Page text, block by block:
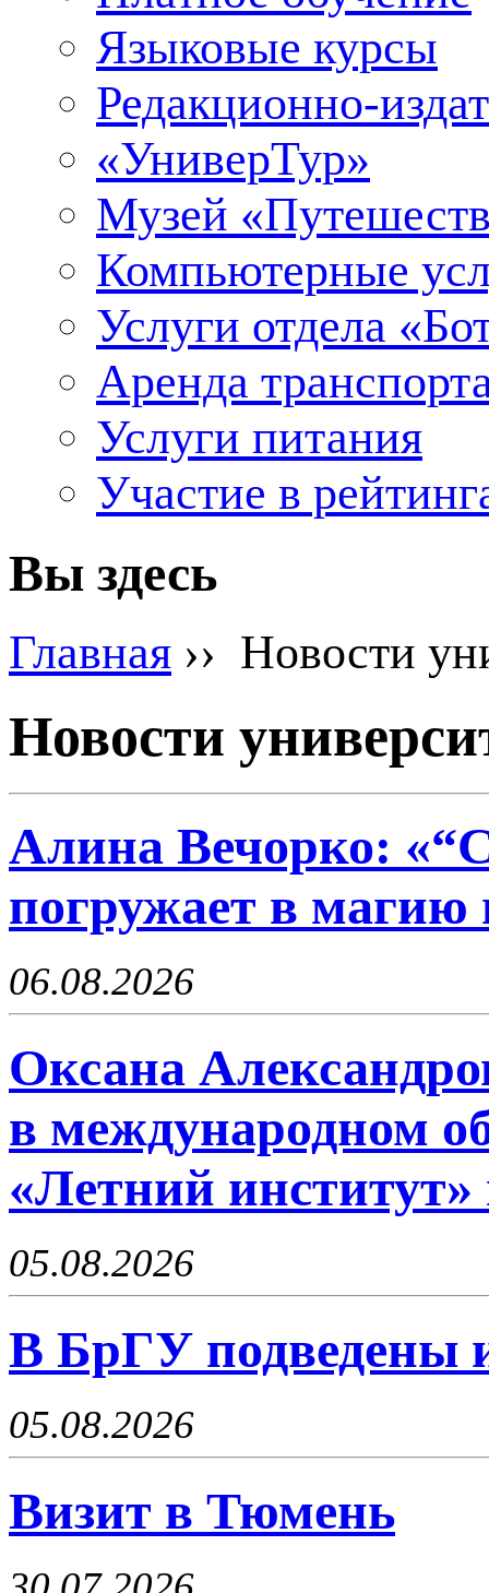
Языковые курсы
Редакционно-
«УниверТур»
Музей
Компьютерные
Услуги отдела
Аренда
Услуги питания
Участие в
Вы здесь
Главная ›› Новости
Новости
Алина Вечорко:
погружает в магию
06.08.2026
Оксана
в международном
«Летний институт»
05.08.2026
В БрГУ подведены
05.08.2026
Визит в Тюмень